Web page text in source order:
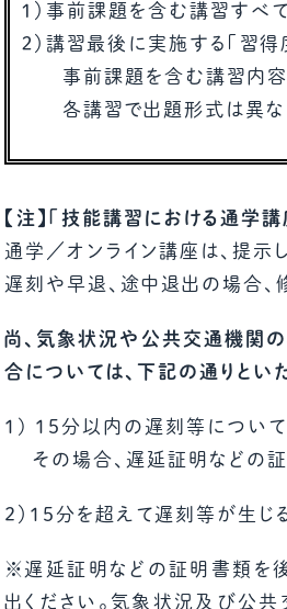
１）事前課題を含む講習すべ
２）講習最後に実施する「習
事前課題を含む講習内容
各講習で出題形式は異なり
【注】「技能講習における通学
通学／オンライン講座は、提示
遅刻や早退、途中退出の場合、
尚、気象状況や公共交通機関
合については、下記の通りとい
1) 15分以内の遅刻等について
その場合、遅延証明などの
2）15分を超えて遅刻等が生じ
※遅延証明などの証明書類を
出ください。気象状況及び公